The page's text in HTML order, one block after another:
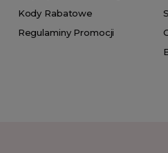
Kody Rabatowe
Regulaminy Promocji